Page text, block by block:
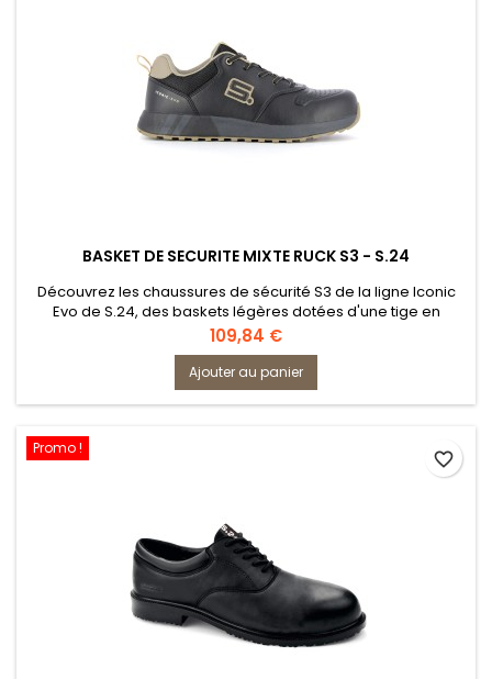
BASKET DE SECURITE MIXTE RUCK S3 - S.24
Découvrez les chaussures de sécurité S3 de la ligne Iconic
Evo de S.24, des baskets légères dotées d'une tige en
microfibre lisse, facile à nettoyer. Conçues en remplacement
des renommées ALLBLACK S3, ces chaussures offrent un
modèle confortable adapté tant aux hommes qu'aux
femmes, avec une disponibilité étendue de la pointure 35 à
la pointure 47.
Prix
109,84 €
Ajouter au panier
Promo !
favorite_border